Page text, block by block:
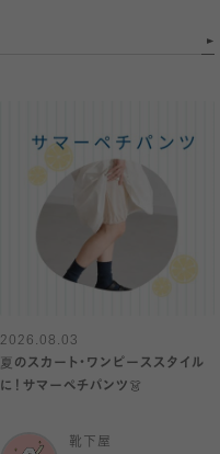
2026.08.03
夏のスカート・ワンピーススタイル
に！サマーペチパンツ👗
靴下屋